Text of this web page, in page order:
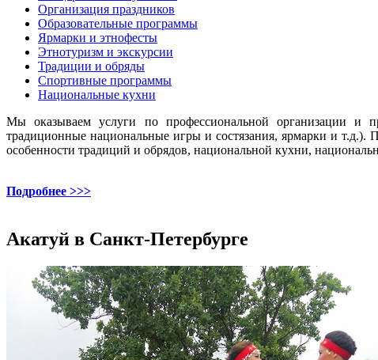
Организация праздников
Образовательные программы
Ярмарки и этнофесты
Этнотуризм и экскурсии
Традиции и обряды
Спортивные программы
Национальные кухни
Мы оказываем услуги по профессиональной организации и
традиционные национальные игры и состязания, ярмарки и
особенности традиций и обрядов, национальной кухни,
Подробнее >>>
Акатуй в Санкт-Петербурге